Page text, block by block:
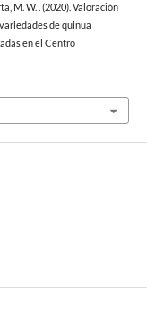
M. W. . (2020). Valoración
de quinua
en el Centro